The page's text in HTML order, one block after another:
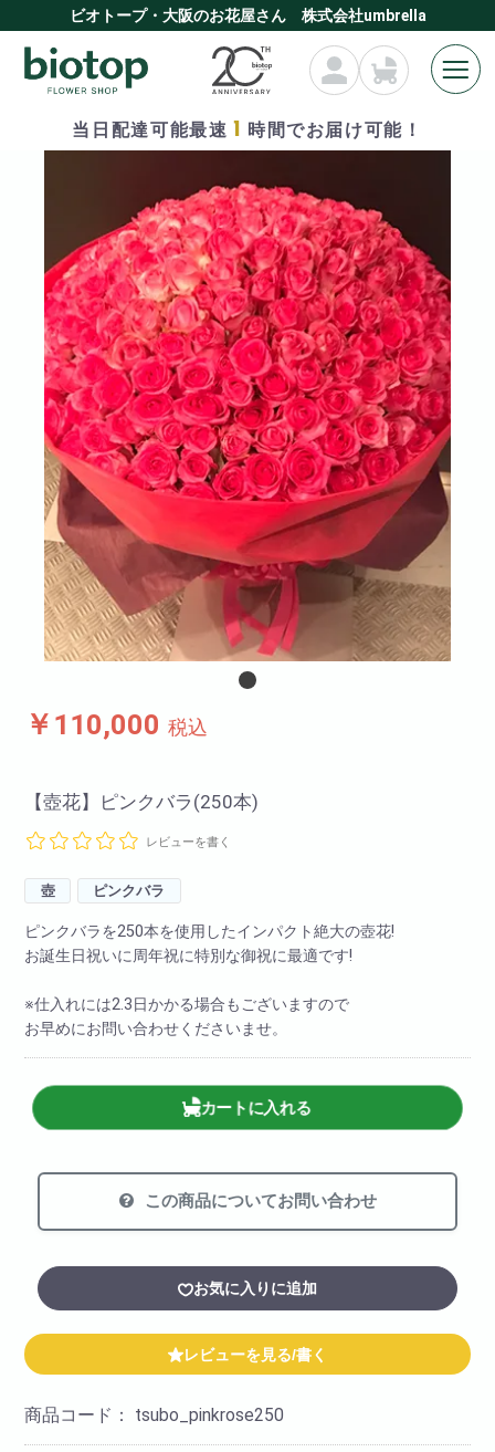
ビオトープ・大阪のお花屋さん 株式会社umbrella
当日配達可能最速 1 時間でお届け可能！
￥110,000 税込
【壺花】ピンクバラ(250本)
レビューを書く
壺 ピンクバラ
ピンクバラを250本を使用したインパクト絶大の壺花!
お誕生日祝いに周年祝に特別な御祝に最適です!
※仕入れには2.3日かかる場合もございますので
お早めにお問い合わせくださいませ。
カートに入れる
この商品についてお問い合わせ
お気に入りに追加
レビューを見る/書く
商品コード： tsubo_pinkrose250